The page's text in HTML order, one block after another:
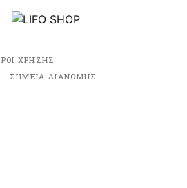
ΧΡΗΣΗΣ
ΣΗΜΕΙΑ ΔΙΑΝΟΜΗΣ